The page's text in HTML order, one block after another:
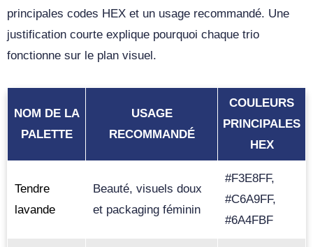
principales codes HEX et un usage recommandé. Une
justification courte explique pourquoi chaque trio
fonctionne sur le plan visuel.
NOM DE LA
PALETTE
USAGE
RECOMMANDÉ
COULEURS
PRINCIPALES
HEX
Tendre
lavande
Beauté, visuels doux
et packaging féminin
#F3E8FF,
#C6A9FF,
#6A4FBF